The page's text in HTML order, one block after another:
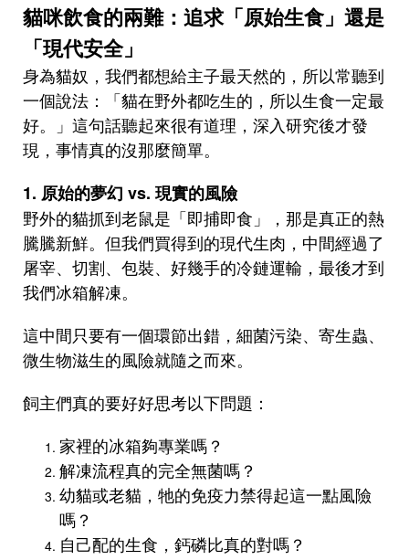
貓咪飲食的兩難：追求「原始生食」還是
「現代安全」
身為貓奴，我們都想給主子最天然的，所以常聽到
一個說法：「貓在野外都吃生的，所以生食一定最
好。」這句話聽起來很有道理，深入研究後才發
現，事情真的沒那麼簡單。
1. 原始的夢幻 vs. 現實的風險
野外的貓抓到老鼠是「即捕即食」，那是真正的熱
騰騰新鮮。但我們買得到的現代生肉，中間經過了
屠宰、切割、包裝、好幾手的冷鏈運輸，最後才到
我們冰箱解凍。
這中間只要有一個環節出錯，細菌污染、寄生蟲、
微生物滋生的風險就隨之而來。
飼主們真的要好好思考以下問題：
家裡的冰箱夠專業嗎？
解凍流程真的完全無菌嗎？
幼貓或老貓，牠的免疫力禁得起這一點風險
嗎？
自己配的生食，鈣磷比真的對嗎？